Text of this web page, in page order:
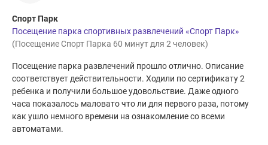
Спорт Парк
Посещение парка спортивных развлечений «Спорт Парк»
(Посещение Спорт Парка 60 минут для 2 человек)
Посещение парка развлечений прошло отлично. Описание
соответствует действительности. Ходили по сертификату 2
ребенка и получили большое удовольствие. Даже одного
часа показалось маловато что ли для первого раза, потому
как ушло немного времени на ознакомление со всеми
автоматами.